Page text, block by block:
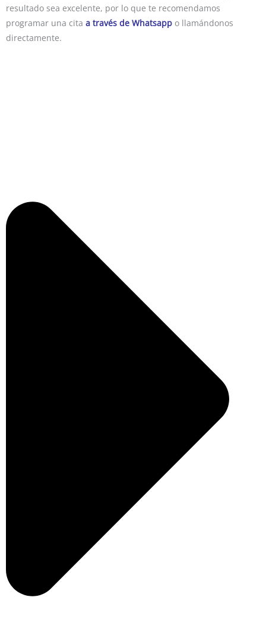
resultado sea excelente, por lo que te recomendamos
programar una cita a través de Whatsapp o llamándonos
directamente.